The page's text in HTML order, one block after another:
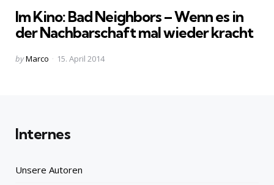
Im Kino: Bad Neighbors – Wenn es in
der Nachbarschaft mal wieder kracht
Posted
byMarco 15. April 2014
Internes
Unsere Autoren